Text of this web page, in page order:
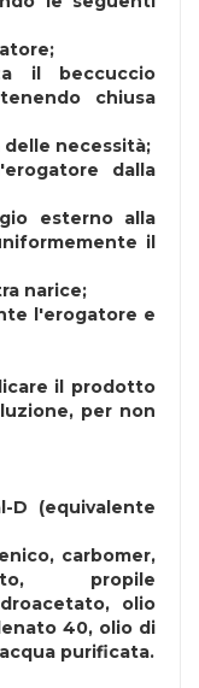
il beccuccio
chiusa
delle necessità;
dalla
esterno alla
il
narice;
l'erogatore e
il prodotto
per non
D (equivalente
carbomer,
propile
olio
40, olio di
purificata.